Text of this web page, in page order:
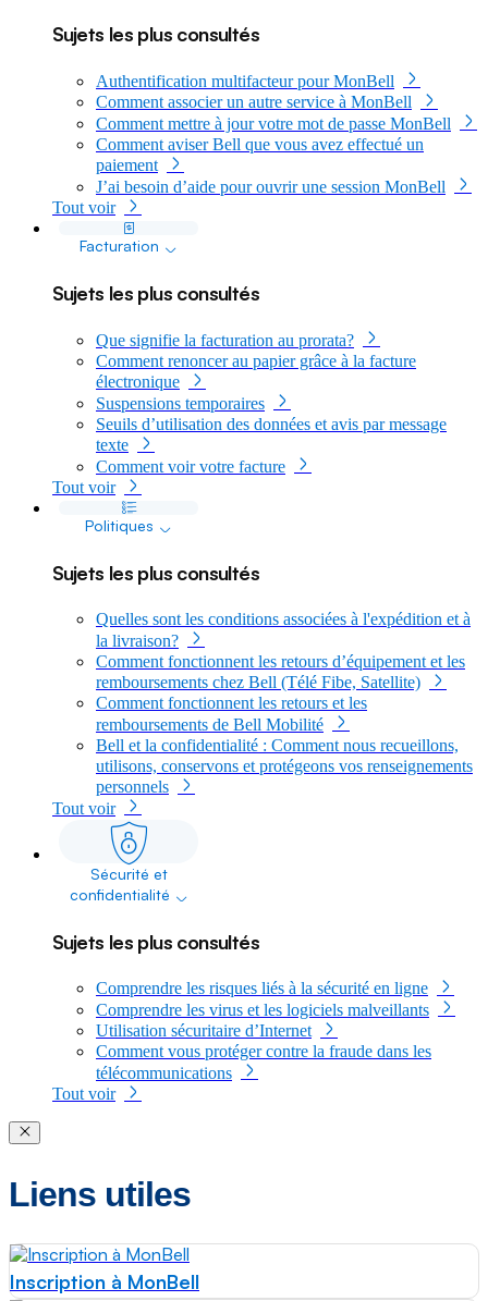
Sujets les plus consultés
Authentification multifacteur pour MonBell
Comment associer un autre service à MonBell
Comment mettre à jour votre mot de passe MonBell
Comment aviser Bell que vous avez effectué un
paiement
J’ai besoin d’aide pour ouvrir une session MonBell
Tout voir
Facturation
Sujets les plus consultés
Que signifie la facturation au prorata?
Comment renoncer au papier grâce à la facture
électronique
Suspensions temporaires
Seuils d’utilisation des données et avis par message
texte
Comment voir votre facture
Tout voir
Politiques
Sujets les plus consultés
Quelles sont les conditions associées à l'expédition et à
la livraison?
Comment fonctionnent les retours d’équipement et les
remboursements chez Bell (Télé Fibe, Satellite)
Comment fonctionnent les retours et les
remboursements de Bell Mobilité
Bell et la confidentialité : Comment nous recueillons,
utilisons, conservons et protégeons vos renseignements
personnels
Tout voir
Sécurité et
confidentialité
Sujets les plus consultés
Comprendre les risques liés à la sécurité en ligne
Comprendre les virus et les logiciels malveillants
Utilisation sécuritaire d’Internet
Comment vous protéger contre la fraude dans les
télécommunications
Tout voir
Close modal
Liens utiles
Inscription à MonBell